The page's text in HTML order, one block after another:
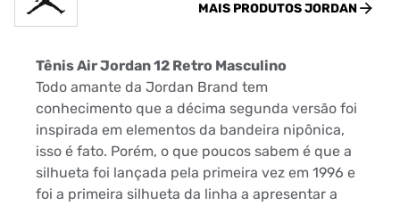
MAIS PRODUTOSJORDAN
Tênis Air Jordan 12 Retro Masculino
Todo amante da Jordan Brand tem
conhecimento que a décima segunda versão foi
inspirada em elementos da bandeira nipônica,
isso é fato. Porém, o que poucos sabem é que a
silhueta foi lançada pela primeira vez em 1996 e
foi a primeira silhueta da linha a apresentar a